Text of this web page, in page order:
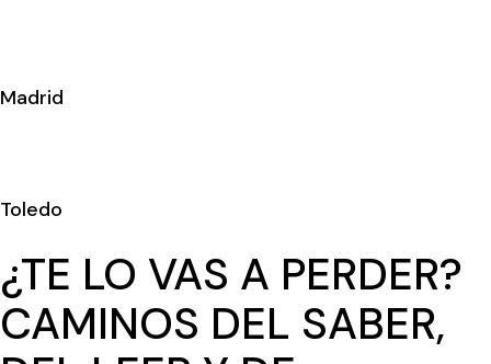
Madrid
Toledo
¿TE LO VAS A PERDER?
CAMINOS DEL SABER,